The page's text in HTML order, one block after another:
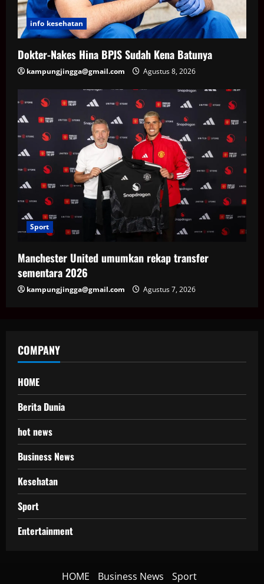
info kesehatan
Dokter-Nakes Hina BPJS Sudah Kena Batunya
kampungjingga@gmail.com Agustus 8, 2026
Sport
Manchester United umumkan rekap transfer
sementara 2026
kampungjingga@gmail.com Agustus 7, 2026
COMPANY
HOME
Berita Dunia
hot news
Business News
Kesehatan
Sport
Entertainment
HOME Business News Sport